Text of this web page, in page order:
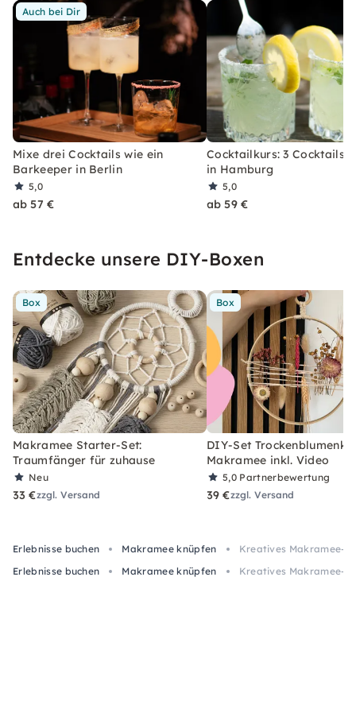
Auch bei Dir
Mixe drei Cocktails wie ein
Barkeeper in Berlin
5,0
ab 57 €
Cocktailkurs: 3 Cocktails
in Hamburg
5,0
ab 59 €
Entdecke unsere DIY-Boxen
Box
Makramee Starter-Set:
Traumfänger für zuhause
Neu
33 €zzgl. Versand
Box
DIY-Set
Makramee inkl. Video
5,0 Partnerbewertung
39 €zzgl. Versand
Erlebnisse buchen Makramee knüpfen
Kreatives Makramee-
Erlebnisse buchen
Makramee knüpfen Kreatives Makramee-